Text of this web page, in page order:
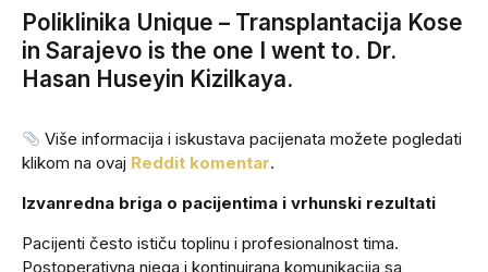
Poliklinika Unique – Transplantacija Kose
in Sarajevo is the one I went to. Dr.
Hasan Huseyin Kizilkaya.
Više informacija i iskustava pacijenata možete pogledati
klikom na ovaj Reddit komentar.
Izvanredna briga o pacijentima i vrhunski rezultati
Pacijenti često ističu toplinu i profesionalnost tima.
Postoperativna njega i kontinuirana komunikacija sa